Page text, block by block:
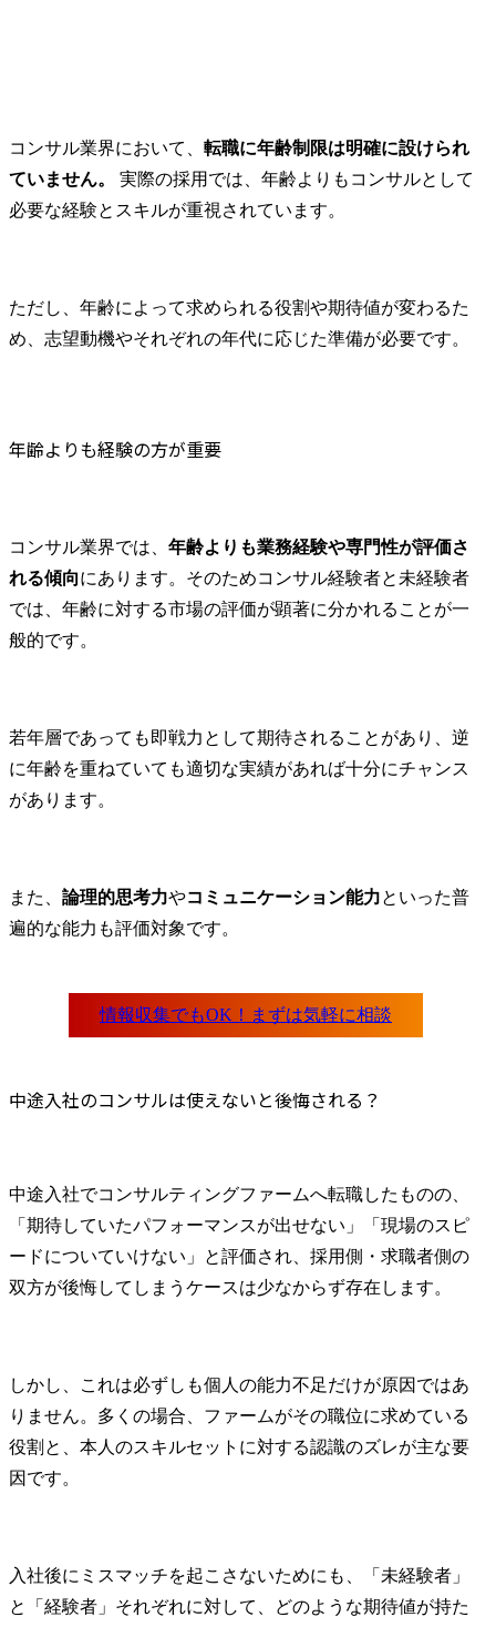
ます。
・マネジャ
一定程度の
ードしなが
作成してい
されます。
コンサル業界において、 転職に年齢制限は明確に設けられ
ていません。
実際の採用では、年齢よりもコンサルとして
必要な経験とスキルが重視されています。
ただし、年齢によって求められる役割や期待値が変わるた
め、志望動機やそれぞれの年代に応じた準備が必要です。
年齢よりも経験の方が重要
コンサル業界では、 年齢よりも業務経験や専門性が評価さ
れる傾向にあります。そのためコンサル経験者と未経験者
では、年齢に対する市場の評価が顕著に分かれることが一
般的です。
若年層であっても即戦力として期待されることがあり、逆
に年齢を重ねていても適切な実績があれば十分にチャンス
があります。
また、 論理的思考力やコミュニケーション能力といった普
遍的な能力も評価対象です。
中途入社のコンサルは使えないと後悔される？
中途入社でコンサルティングファームへ転職したものの、
「期待していたパフォーマンスが出せない」「現場のスピ
ードについていけない」と評価され、採用側・求職者側の
双方が後悔してしまうケースは少なからず存在します。
しかし、これは必ずしも個人の能力不足だけが原因ではあ
りません。多くの場合、ファームがその職位に求めている
役割と、本人のスキルセットに対する認識のズレが主な要
因です。
入社後にミスマッチを起こさないためにも、「未経験者」
と「経験者」それぞれに対して、どのような期待値が持た